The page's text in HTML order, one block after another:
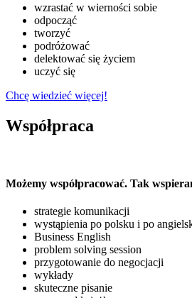
wzrastać w wierności sobie
odpocząć
tworzyć
podróżować
delektować się życiem
uczyć się
Chcę wiedzieć więcej!
Współpraca
Możemy współpracować. Tak
strategie komunikacji
wystąpienia po polsku i po
Business English
problem solving session
przygotowanie do negocjacji
wykłady
skuteczne pisanie